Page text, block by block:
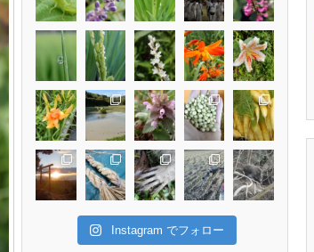
Instagram でフォロー